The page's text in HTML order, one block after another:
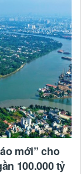
mới” cho
100.000 tỷ